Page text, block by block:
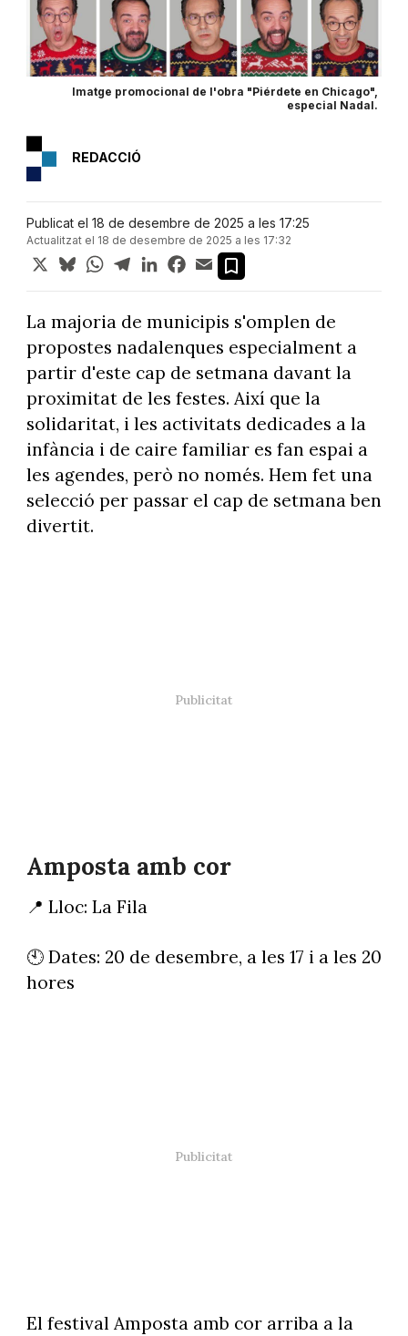
Imatge promocional de l'obra "Piérdete en Chicago",
especial Nadal.
REDACCIÓ
Publicat el 18 de desembre de 2025 a les 17:25
Actualitzat el 18 de desembre de 2025 a les 17:32
X BlueskyWhatsApp
TelegramLinkedInFacebook
Email
La majoria de municipis s'omplen de
propostes nadalenques especialment a
partir d'este cap de setmana davant la
proximitat de les festes. Així que la
solidaritat, i les activitats dedicades a la
infància i de caire familiar es fan espai a
les agendes, però no només. Hem fet una
selecció per passar el cap de setmana ben
divertit.
Amposta amb cor
📍 Lloc: La Fila
🕙 Dates: 20 de desembre, a les 17 i a les 20
hores
El festival Amposta amb cor arriba a la